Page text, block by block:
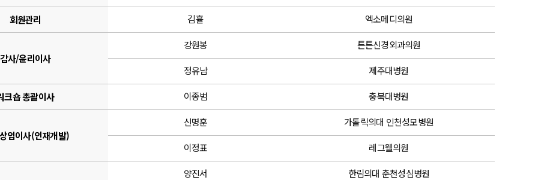
회원관리 김휼 엑소메디의원
감사/윤리이사
강원봉 튼튼신경외과의원
정유남 제주대병원
크숍 총괄이사 이종범 충북대병원
임이사(인재개발)
신명훈 가톨릭의대 인천성모병원
이정표 레그웰의원
양진서 한림의대 춘천성심병원